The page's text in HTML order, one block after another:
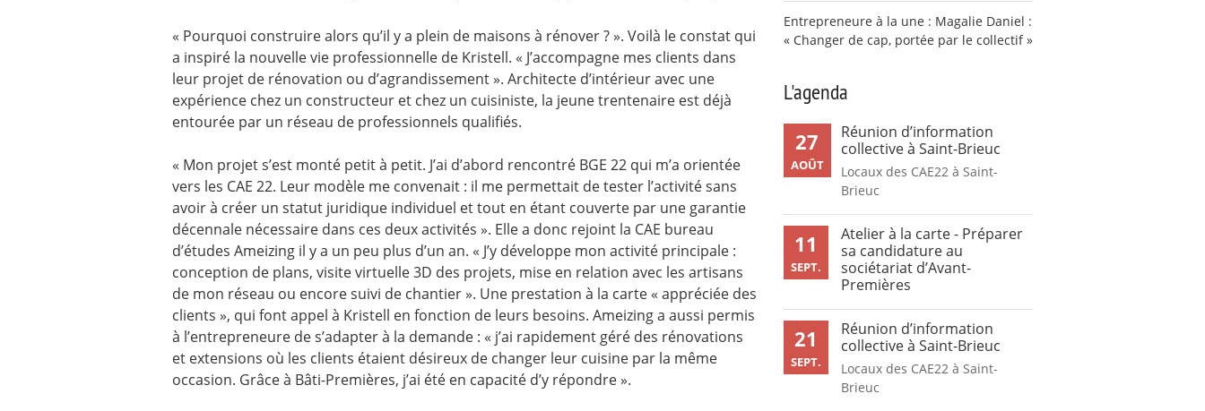
« Pourquoi construire alors qu’il y a plein de maisons à rénover ? ». Voilà le constat qui
a inspiré la nouvelle vie professionnelle de Kristell. « J’accompagne mes clients dans
leur projet de rénovation ou d’agrandissement ». Architecte d’intérieur avec une
expérience chez un constructeur et chez un cuisiniste, la jeune trentenaire est déjà
entourée par un réseau de professionnels qualifiés.
« Mon projet s’est monté petit à petit. J’ai d’abord rencontré BGE 22 qui m’a orientée
vers les CAE 22. Leur modèle me convenait : il me permettait de tester l’activité sans
avoir à créer un statut juridique individuel et tout en étant couverte par une garantie
décennale nécessaire dans ces deux activités ». Elle a donc rejoint la CAE bureau
d’études Ameizing il y a un peu plus d’un an. « J’y développe mon activité principale :
conception de plans, visite virtuelle 3D des projets, mise en relation avec les artisans
de mon réseau ou encore suivi de chantier ». Une prestation à la carte « appréciée des
clients », qui font appel à Kristell en fonction de leurs besoins. Ameizing a aussi permis
à l’entrepreneure de s’adapter à la demande : « j’ai rapidement géré des rénovations
et extensions où les clients étaient désireux de changer leur cuisine par la même
occasion. Grâce à Bâti-Premières, j’ai été en capacité d’y répondre ».
Entrepreneure à la une : Magalie Daniel :
« Changer de cap, portée par le collectif »
L'agenda
27
AOÛT
Réunion d’information
collective à Saint-Brieuc
Locaux des CAE22 à Saint-
Brieuc
11
SEPT.
Atelier à la carte - Préparer
sa candidature au
sociétariat d’Avant-
Premières
21
SEPT.
Réunion d’information
collective à Saint-Brieuc
Locaux des CAE22 à Saint-
Brieuc